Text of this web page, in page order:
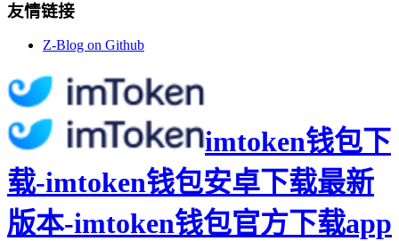
友情链接
Z-Blog on Github
imtoken钱包下
载-imtoken钱包安卓下载最新
版本-imtoken钱包官方下载app